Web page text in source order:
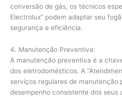
conversão de gás, os técnicos
Electrolux” podem adaptar seu
segurança e eficiência.
4. Manutenção Preventiva:
A manutenção preventiva é a
dos eletrodomésticos. A
serviços regulares de manutenção
desempenho consistente dos seus